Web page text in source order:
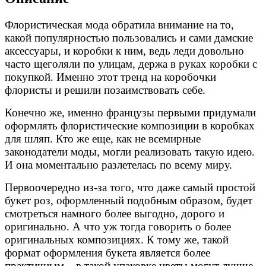
Флористическая мода обратила внимание на то,
какой популярностью пользовались и сами дамские
аксессуары, и коробки к ним, ведь леди довольно
часто щеголяли по улицам, держа в руках коробки с
покупкой. Именно этот тренд на коробочки
флористы и решили позаимствовать себе.
Конечно же, именно французы первыми придумали
оформлять флористические композиции в коробках
для шляп. Кто же еще, как не всемирные
законодатели моды, могли реализовать такую идею.
И она моментально разлетелась по всему миру.
Первоочередно из-за того, что даже самый простой
букет роз, оформленный подобным образом, будет
смотреться намного более выгодно, дорого и
оригинально. А что уж тогда говорить о более
оригинальных композициях. К тому же, такой
формат оформления букета является более